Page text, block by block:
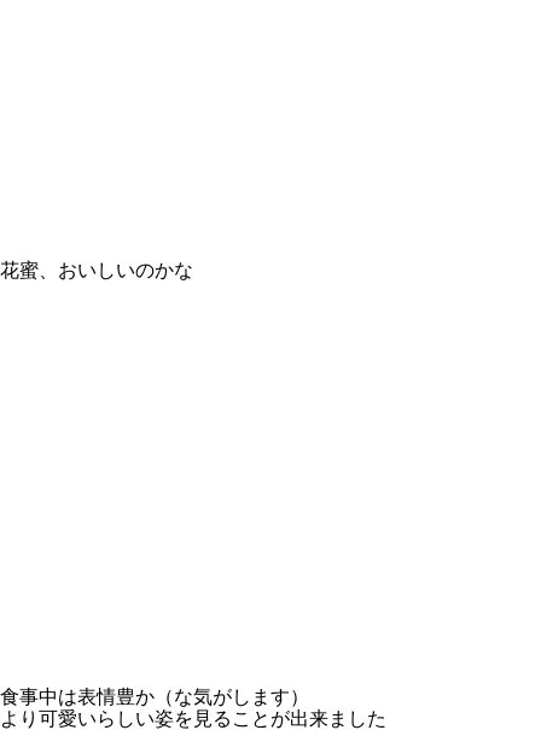
花蜜、おいしいのかな
食事中は表情豊か（な気がします）
より可愛いらしい姿を見ることが出来ました